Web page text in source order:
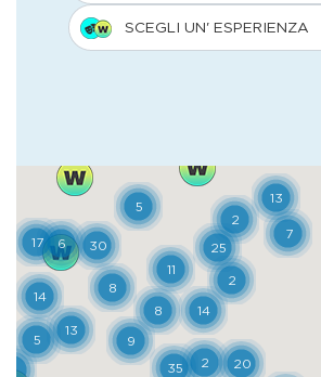
edifici scavati nella roccia di
ricordano molto da vicino i
densamente popolato dagli
pecore. L’ultima tappa
centro medioevale di Vitozza,
oggi si possono visitare circa
piazzate in gran parte alla
sperone roccioso sul quale
cittadina. Le grotte erano di